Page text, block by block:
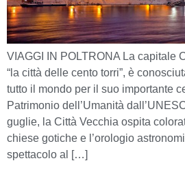
VIAGGI IN POLTRONA La capitale
“la città delle cento torri”, è
tutto il mondo per il suo importante
Patrimonio dell’Umanità
guglie, la Città Vecchia ospita
chiese gotiche e l’orologio
spettacolo al […]